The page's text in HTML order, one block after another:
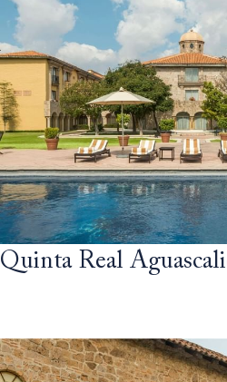
Quinta Real